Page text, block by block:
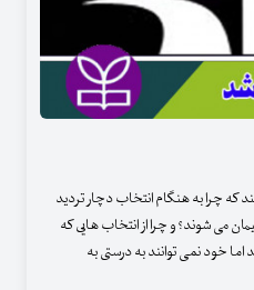
که چرا به هنگام انتخاب دچار تردید
می شوند؟ و چرا از انتخاب هایی که
خود نمی توانند به درستی به